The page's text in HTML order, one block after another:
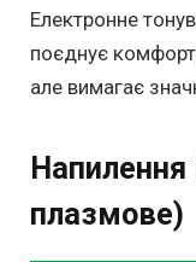
Електронне
поєднує комфорт,
але вимагає
плазмове)